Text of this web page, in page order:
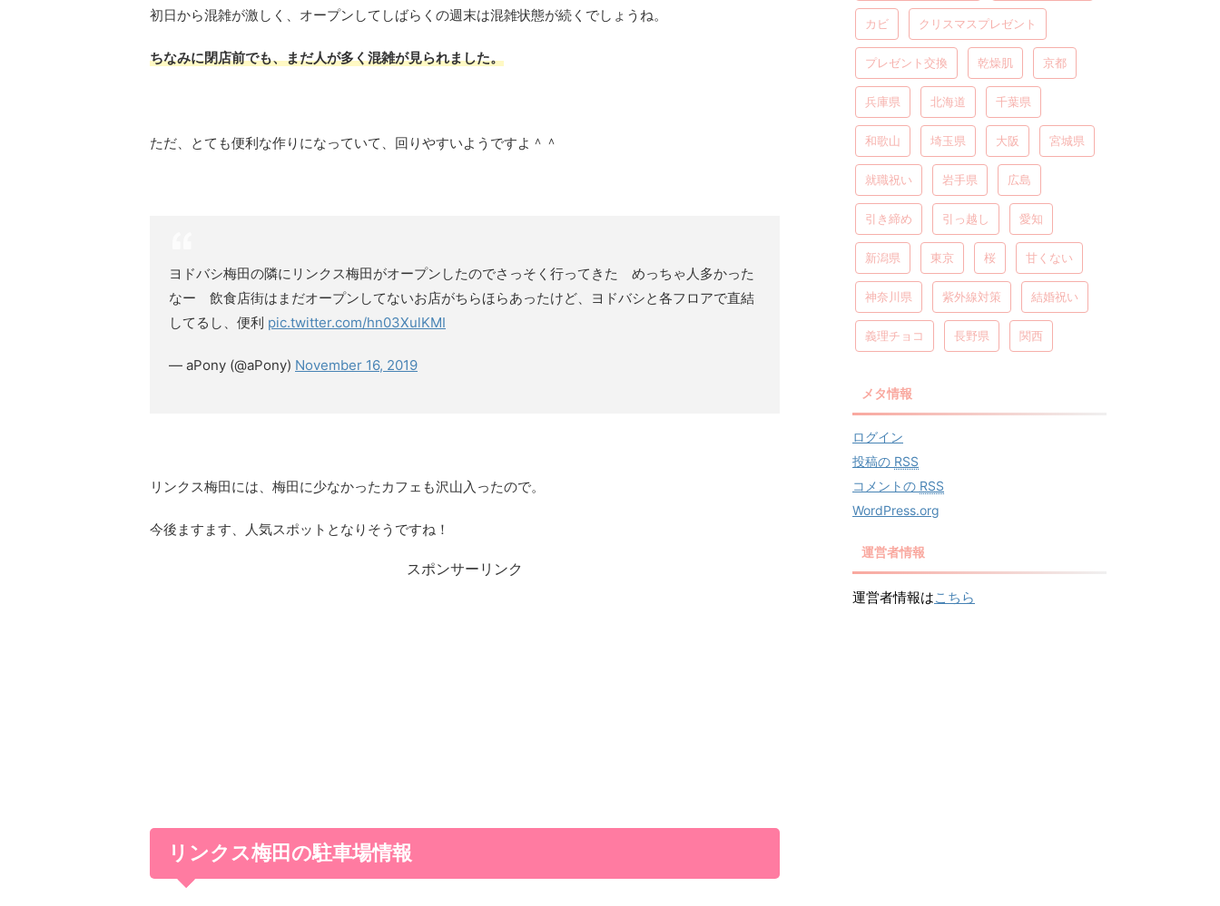
初日から混雑が激しく、オープンしてしばらくの週末は混雑状態が続くでしょうね。
ちなみに閉店前でも、まだ人が多く混雑が見られました。
ただ、とても便利な作りになっていて、回りやすいようですよ＾＾
ヨドバシ梅田の隣にリンクス梅田がオープンしたのでさっそく行ってきた めっちゃ人多かった
なー 飲食店街はまだオープンしてないお店がちらほらあったけど、ヨドバシと各フロアで直結
してるし、便利 pic.twitter.com/hn03XulKMI
— aPony (@aPony) November 16, 2019
リンクス梅田には、梅田に少なかったカフェも沢山入ったので。
今後ますます、人気スポットとなりそうですね！
スポンサーリンク
リンクス梅田の駐車場情報
カビ クリスマスプレゼント
プレゼント交換 乾燥肌 京都
兵庫県 北海道 千葉県
和歌山 埼玉県 大阪 宮城県
就職祝い 岩手県 広島
引き締め 引っ越し 愛知
新潟県 東京 桜 甘くない
神奈川県 紫外線対策 結婚祝い
義理チョコ 長野県 関西
メタ情報
ログイン
投稿の RSS
コメントの RSS
WordPress.org
運営者情報
運営者情報はこちら